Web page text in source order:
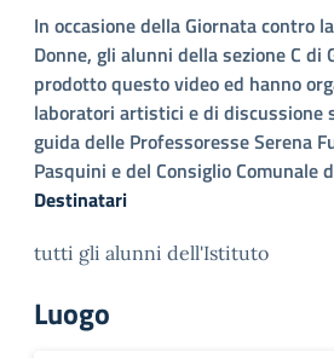
In occasione della Giornata contro
Donne, gli alunni della sezione C di
prodotto questo video ed hanno
laboratori artistici e di discussione
guida delle Professoresse Serena
Pasquini e del Consiglio Comunale
Destinatari
tutti gli alunni dell'Istituto
Luogo